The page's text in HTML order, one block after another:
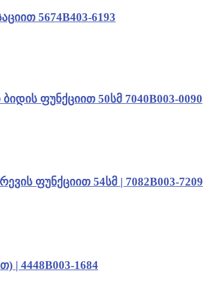
5674B403-6193
ფუნქციით 50სმ 7040B003-0090
ფუნქციით 54სმ | 7082B003-7209
| 4448B003-1684